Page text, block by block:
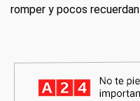
romper y pocos recuerdan